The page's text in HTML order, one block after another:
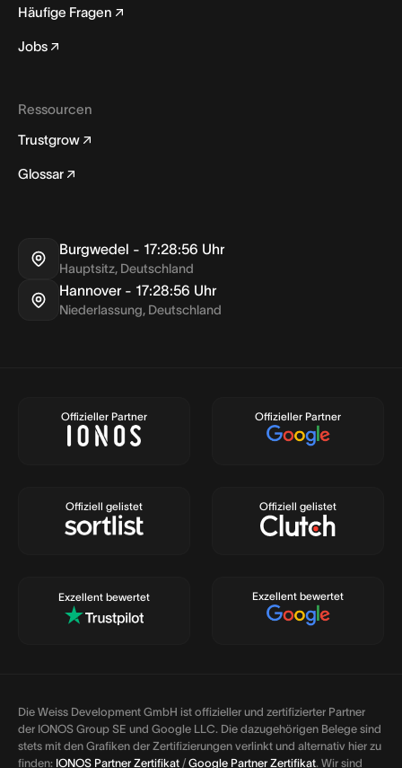
Häufige Fragen
Jobs
Ressourcen
Trustgrow
Glossar
Burgwedel - 17:28:56 Uhr
Hauptsitz, Deutschland
Hannover - 17:28:56 Uhr
Niederlassung, Deutschland
Offizieller Partner Offizieller Partner
Offiziell gelistet Offiziell gelistet
Exzellent bewertet Exzellent bewertet
Die Weiss Development GmbH ist offizieller und zertifizierter Partner
der IONOS Group SE und Google LLC. Die dazugehörigen Belege sind
stets mit den Grafiken der Zertifizierungen verlinkt und alternativ hier zu
finden: IONOS Partner Zertifikat / Google Partner Zertifikat. Wir sind